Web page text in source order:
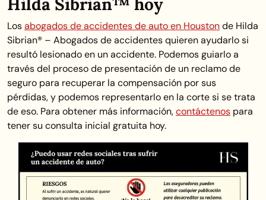
Hilda Sibrian™ hoy
Losabogados de accidentes de auto en Houstonde Hilda
Sibrian® – Abogados de accidentes quieren ayudarlo si
resultó lesionado en un accidente. Podemos guiarlo a
través del proceso de presentación de un reclamo de
seguro para recuperar la compensación por sus
pérdidas, y podemos representarlo en la corte si se trata
de eso. Para obtener más información,contáctenos para
tener su consulta inicial gratuita hoy.